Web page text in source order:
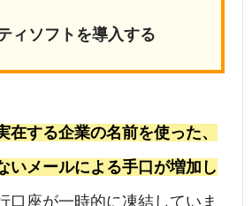
ィソフトを導入する
在する企業の名前を使った、
いメールによる手口が増加し
口座が一時的に凍結していま